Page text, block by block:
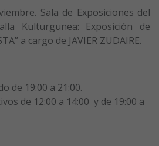
Sala de Exposiciones del
Kulturgunea: Exposición de
a cargo de JAVIER ZUDAIRE.
de 19:00 a 21:00.
de 12:00 a 14:00 y de 19:00 a